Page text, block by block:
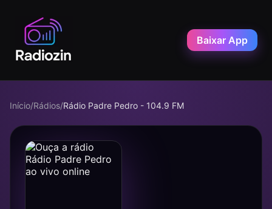
Baixar App
Início/Rádios/Rádio Padre Pedro - 104.9 FM